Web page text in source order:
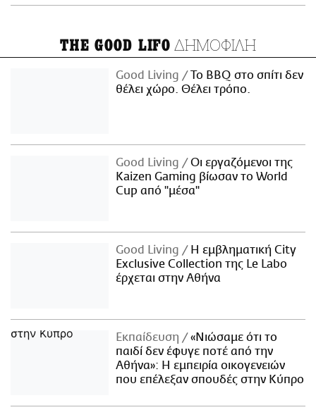
THE GOOD LIFO ΔΗΜΟΦΙΛΗ
Good Living
Το BBQ στο σπίτι δεν
θέλει χώρο. Θέλει τρόπο.
Good Living
Οι εργαζόμενοι της
Kaizen Gaming βίωσαν το World
Cup από "μέσα"
Good Living
Η εμβληματική City
Exclusive Collection της Le Labo
έρχεται στην Αθήνα
Εκπαίδευση
«Νιώσαμε ότι το
παιδί δεν έφυγε ποτέ από την
Αθήνα»: Η εμπειρία οικογενειών
που επέλεξαν σπουδές στην Κύπρο